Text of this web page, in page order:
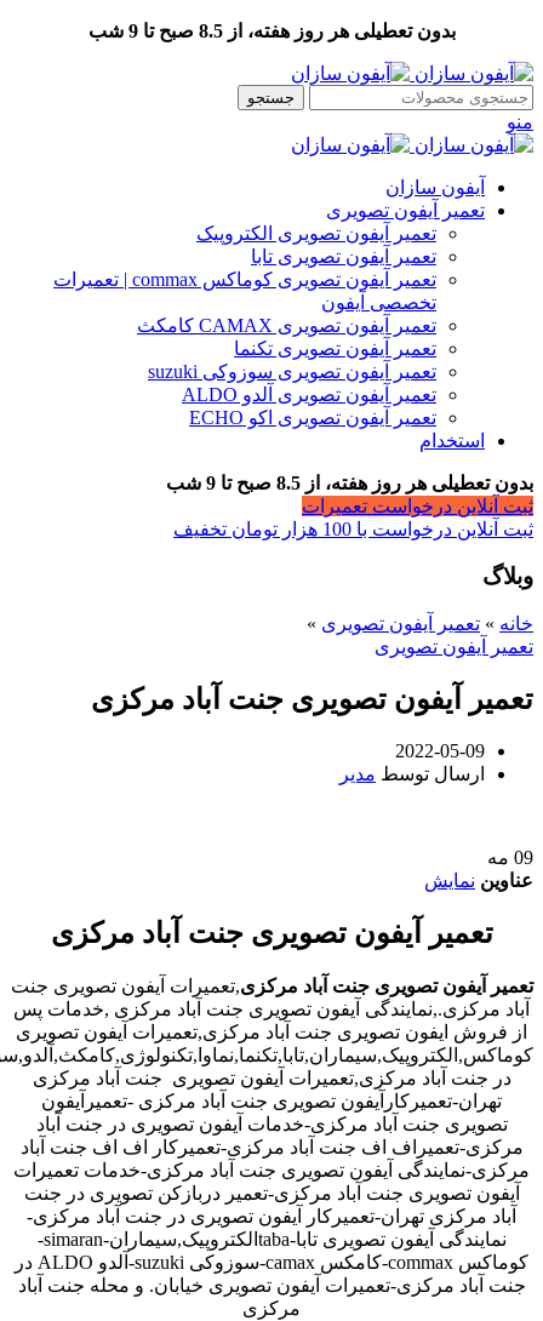
بدون تعطیلی هر روز هفته، از 8.5 صبح تا 9 شب
جستجو
منو
آیفون سازان
تعمیر آیفون تصویری
تعمیر آیفون تصویری الکتروپیک
تعمیر آیفون تصویری تابا
تعمیر آیفون تصویری کوماکس commax | تعمیرات
تخصصی آیفون
تعمیر آیفون تصویری CAMAX کامکث
تعمیر آیفون تصویری تکنما
تعمیر آیفون تصویری سوزوکی suzuki
تعمیر آیفون تصویری آلدو ALDO
تعمیر آیفون تصویری اکو ECHO
استخدام
بدون تعطیلی هر روز هفته، از 8.5 صبح تا 9 شب
ثبت آنلاین درخواست تعمیرات
ثبت آنلاین درخواست با 100 هزار تومان تخفیف
وبلاگ
خانه » تعمیر آیفون تصویری »
تعمیر آیفون تصویری
تعمیر آیفون تصویری جنت آباد مرکزی
2022-05-09
ارسال توسط مدیر
09 مه
عناوین نمایش
تعمیر آیفون تصویری جنت آباد مرکزی
تعمیر آیفون تصویری جنت آباد مرکزی,تعمیرات آیفون تصویری جنت
آباد مرکزی.,نمایندگی آیفون تصویری جنت آباد مرکزی ,خدمات پس
از فروش ایفون تصویری جنت آباد مرکزی,تعمیرات آیفون تصویری
در جنت آباد مرکزی,تعمیرات آیفون تصویری جنت آباد مرکزی
تهران-تعمیرکارآیفون تصویری جنت آباد مرکزی -تعمیرآیفون
تصویری جنت آباد مرکزی-خدمات آیفون تصویری در جنت آباد
مرکزی-تعمیراف اف جنت آباد مرکزی-تعمیرکار اف اف جنت آباد
مرکزی-نمایندگی آیفون تصویری جنت آباد مرکزی-خدمات تعمیرات
آیفون تصویری جنت آباد مرکزی-تعمیر دربازکن تصویری در جنت
آباد مرکزی تهران-تعمیرکار آیفون تصویری در جنت آباد مرکزی-
نمایندگی آیفون تصویری تابا-tabaالکتروپیک,سیماران-simaran-
کوماکس commax-کامکس camax-سوزوکی suzuki-آلدو ALDO در
جنت آباد مرکزی-تعمیرات آیفون تصویری خیابان. و محله جنت آباد
مرکزی